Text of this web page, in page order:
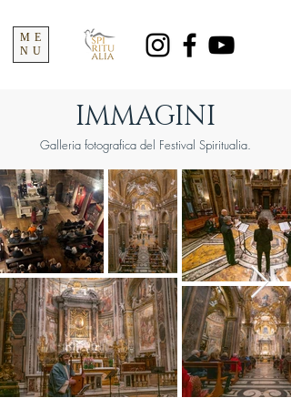
ME
NU
IMMAGINI
Galleria fotografica del Festival Spiritualia.